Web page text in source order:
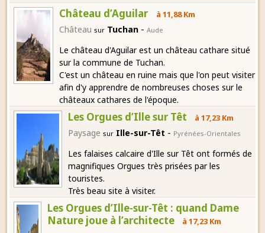
Château d’Aguilar à 11,88 Km
Château sur Tuchan - Aude
Le château d'Aguilar est un château cathare situé
sur la commune de Tuchan.
C'est un château en ruine mais que l'on peut visiter
afin d'y apprendre de nombreuses choses sur le
châteaux cathares de l'époque.
Les Orgues d’Ille sur Têt à 17,23 Km
Paysage sur Ille-sur-Têt - Pyrénées-Orientales
Les falaises calcaire d'Ille sur Têt ont formés de
magnifiques Orgues très prisées par les
touristes.
Très beau site à visiter.
Les Orgues d’Ille-sur-Têt : quand Dame
Nature joue à l’architecte
à 17,23 Km